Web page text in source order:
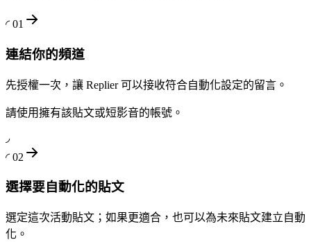
◜ 01
連結你的頻道
先授權一次，讓 Replier 可以接收符合自動化設定的留言。
請使用擁有該貼文或短影音的帳號。
◞
◜ 02
選擇要自動化的貼文
選定這次活動貼文；如果更適合，也可以為未來貼文建立自動
化。